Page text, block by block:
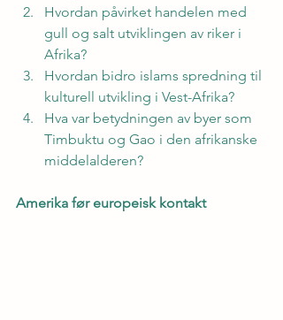
Hvordan påvirket handelen med
gull og salt utviklingen av riker i
Afrika?
Hvordan bidro islams spredning til
kulturell utvikling i Vest-Afrika?
Hva var betydningen av byer som
Timbuktu og Gao i den afrikanske
middelalderen?
Amerika før europeisk kontakt